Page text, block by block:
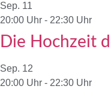
Sep. 11
20:00 Uhr - 22:30 Uhr
Die Hochzeit
Sep. 12
20:00 Uhr - 22:30 Uhr